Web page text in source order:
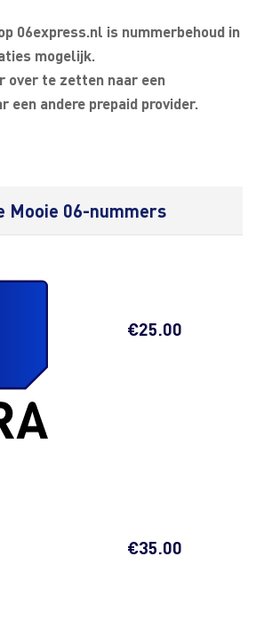
06express.nl is nummerbehoud in
mogelijk.
over te zetten naar een
een andere prepaid provider.
Mooie 06-nummers
€25.00
€35.00